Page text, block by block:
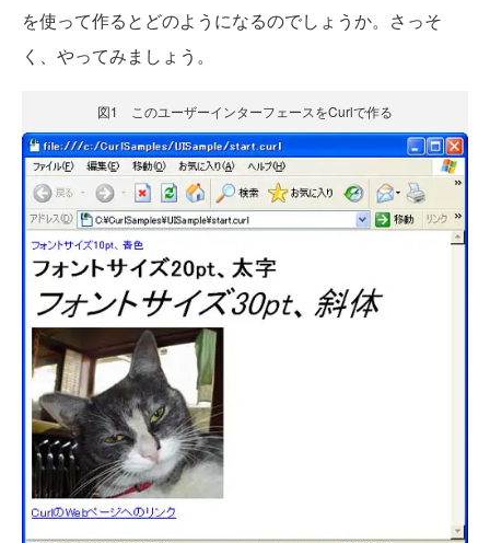
を使って作るとどのようになるのでしょうか。さっそ
く、やってみましょう。
図1 このユーザーインターフェースをCurlで作る